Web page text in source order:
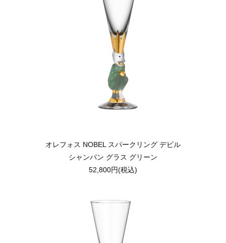
オレフォス NOBEL スパークリング デビル
シャンパン グラス グリーン
52,800円(税込)